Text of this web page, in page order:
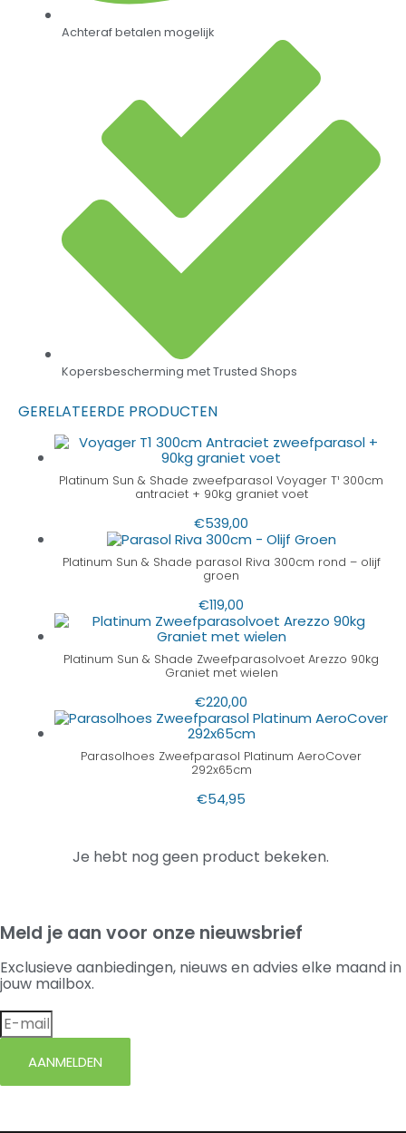
Achteraf betalen mogelijk
Kopersbescherming met Trusted Shops
GERELATEERDE PRODUCTEN
Platinum Sun & Shade zweefparasol Voyager T¹ 300cm
antraciet + 90kg graniet voet
€539,00
Platinum Sun & Shade parasol Riva 300cm rond – olijf
groen
€119,00
Platinum Sun & Shade Zweefparasolvoet Arezzo 90kg
Graniet met wielen
€220,00
Parasolhoes Zweefparasol Platinum AeroCover
292x65cm
€54,95
Je hebt nog geen product bekeken.
Meld je aan voor onze nieuwsbrief
Exclusieve aanbiedingen, nieuws en advies elke maand in
jouw mailbox.
AANMELDEN